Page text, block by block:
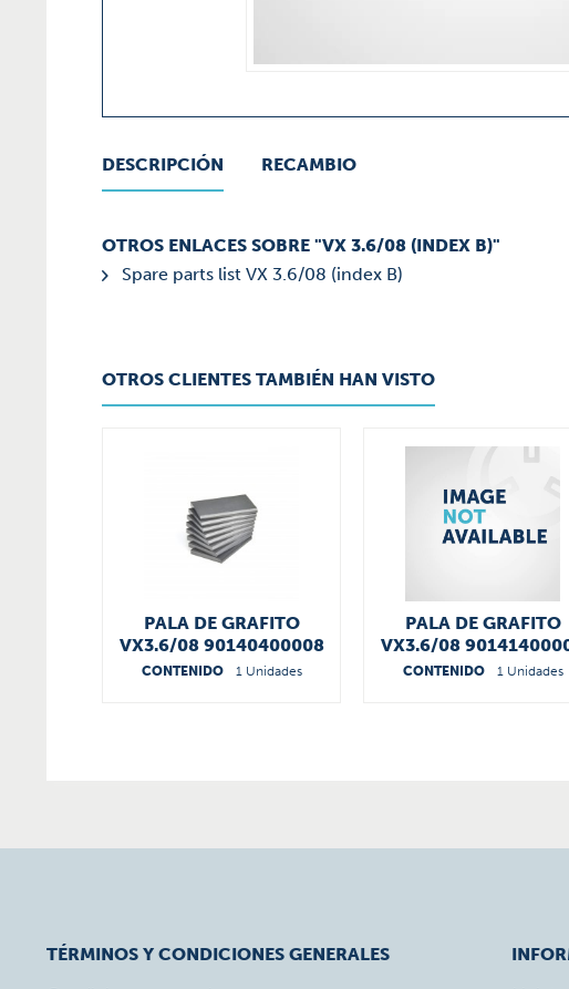
DESCRIPCIÓN RECAMBIO
OTROS ENLACES SOBRE "VX 3.6/08 (INDEX B)"
Spare parts list VX 3.6/08 (index B)
OTROS CLIENTES TAMBIÉN HAN VISTO
PALA DE GRAFITO
VX3.6/08 90140400008
CONTENIDO 1 Unidades
PALA DE GRAFITO
VX3.6/08
CONTENIDO 1 Unidades
TÉRMINOS Y CONDICIONES GENERALES